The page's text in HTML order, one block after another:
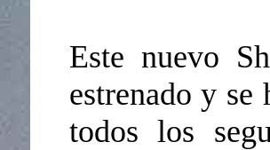
Este nuevo
estrenado y se
todos los